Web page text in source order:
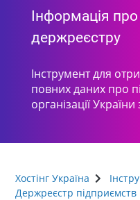
Інформація
держреєстру
Інструмент для
повних даних про
організації
Хостінг Україна
Держреєстр підприємств